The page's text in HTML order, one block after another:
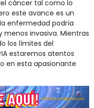
cáncer tal como lo
este avance es un
enfermedad podría
invasiva. Mientras
los límites del
estaremos atentos
en esta apasionante